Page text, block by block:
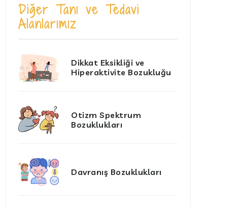
Diğer Tanı ve Tedavi
Alanlarımız
Dikkat Eksikliği ve
Hiperaktivite Bozukluğu
Otizm Spektrum
Bozuklukları
Davranış Bozuklukları